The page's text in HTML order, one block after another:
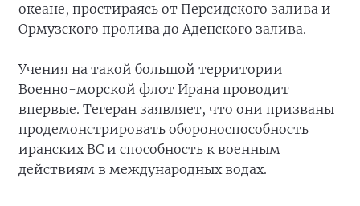
океане, простираясь от Персидского залива и
Ормузского пролива до Аденского залива.
Учения на такой большой территории
Военно-морской флот Ирана проводит
впервые. Тегеран заявляет, что они призваны
продемонстрировать обороноспособность
иранских ВС и способность к военным
действиям в международных водах.